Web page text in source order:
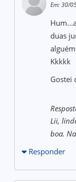
Em: 30/
duas
Kkkkk
Gostei
Lii,
boa.
Responder